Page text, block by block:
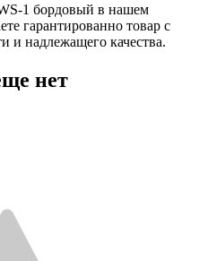
1 бордовый в нашем
гарантированно товар с
и надлежащего качества.
нет